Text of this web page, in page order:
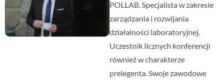
POLLAB. Specjalista w zakresie
zarządzania i rozwijania
działalności laboratoryjnej.
Uczestnik licznych konferencji
również w charakterze
prelegenta. Swoje zawodowe